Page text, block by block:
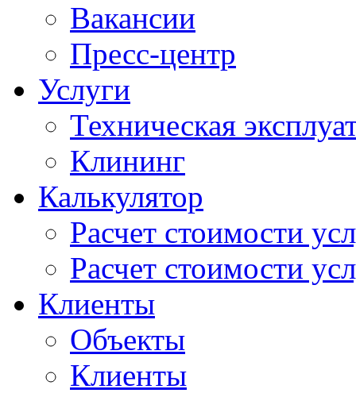
Вакансии
Пресс-центр
Услуги
Техническая
Клининг
Калькулятор
Расчет стоимости
Расчет стоимости
Клиенты
Объекты
Клиенты